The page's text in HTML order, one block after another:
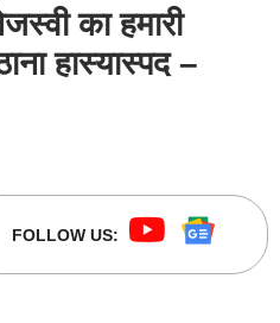
का हमारी
हास्यास्पद –
FOLLOW US: